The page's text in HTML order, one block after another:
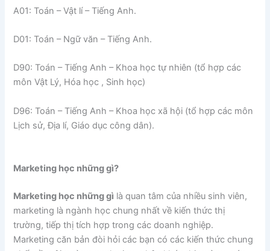
A01: Toán – Vật lí – Tiếng Anh.
D01: Toán – Ngữ văn – Tiếng Anh.
D90: Toán – Tiếng Anh – Khoa học tự nhiên (tổ hợp các
môn Vật Lý, Hóa học , Sinh học)
D96: Toán – Tiếng Anh – Khoa học xã hội (tổ hợp các môn
Lịch sử, Địa lí, Giáo dục công dân).
Marketing học những gì?
Marketing học những gì là quan tâm của nhiều sinh viên,
marketing là ngành học chung nhất về kiến thức thị
trường, tiếp thị tích hợp trong các doanh nghiệp.
Marketing căn bản đòi hỏi các bạn có các kiến thức chung